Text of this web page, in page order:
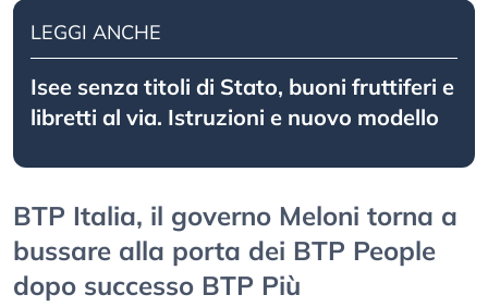
LEGGI ANCHE
Isee senza titoli di Stato, buoni fruttiferi e
libretti al via. Istruzioni e nuovo modello
BTP Italia, il governo Meloni torna a
bussare alla porta dei BTP People
dopo successo BTP Più